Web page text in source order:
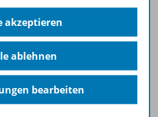
Zu den Angeboten
akzeptieren
ablehnen
bearbeiten